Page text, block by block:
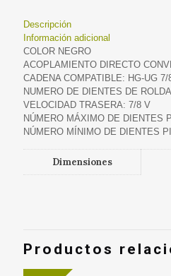
Descripción
Información adicional
COLOR NEGRO
ACOPLAMIENTO DIRECTO
CADENA COMPATIBLE: HG-UG
NUMERO DE DIENTES DE
VELOCIDAD TRASERA: 7/8 V
NÚMERO MÁXIMO DE DIENTES
NÚMERO MÍNIMO DE DIENTES
Dimensiones
Productos